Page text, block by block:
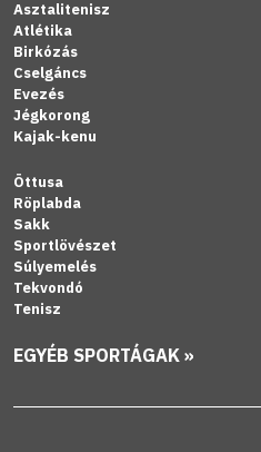
Asztalitenisz
Atlétika
Birkózás
Cselgáncs
Evezés
Jégkorong
Kajak-kenu
Öttusa
Röplabda
Sakk
Sportlövészet
Súlyemelés
Tekvondó
Tenisz
EGYÉB SPORTÁGAK »